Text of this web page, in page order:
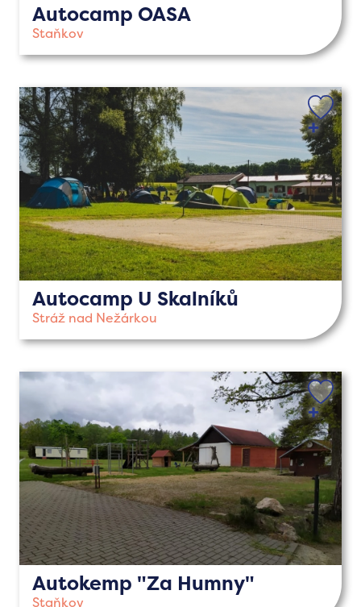
Autocamp OASA
Staňkov
Autocamp U Skalníků
Stráž nad Nežárkou
Autokemp "Za Humny"
Staňkov